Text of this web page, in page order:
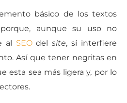
básico de los textos
aunque su uso no
al SEOdel site, sí interfiere
Así que tener negritas en
esta sea más ligera y, por lo